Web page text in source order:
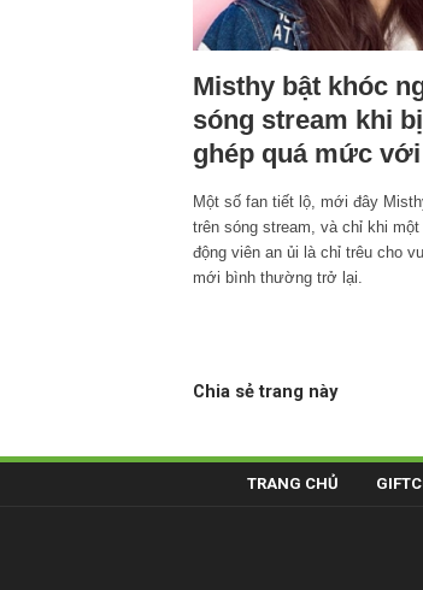
Misthy bật khóc
sóng stream khi
ghép quá mức
Một số fan tiết lộ, mới đây
trên sóng stream, và chỉ khi
động viên an ủi là chỉ trêu cho
mới bình thường trở lại.
Chia sẻ trang này
TRANG CHỦ